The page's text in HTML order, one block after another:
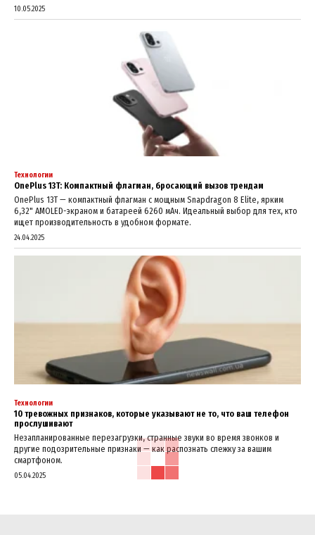
10.05.2025
Технологии
OnePlus 13T: Компактный флагман, бросающий вызов трендам
OnePlus 13T — компактный флагман с мощным Snapdragon 8 Elite, ярким
6,32" AMOLED-экраном и батареей 6260 мАч. Идеальный выбор для тех, кто
ищет производительность в удобном формате.
24.04.2025
Технологии
10 тревожных признаков, которые указывают не то, что ваш телефон
прослушивают
Незапланированные перезагрузки, странные звуки во время звонков и
другие подозрительные признаки — как распознать слежку за вашим
смартфоном.
05.04.2025